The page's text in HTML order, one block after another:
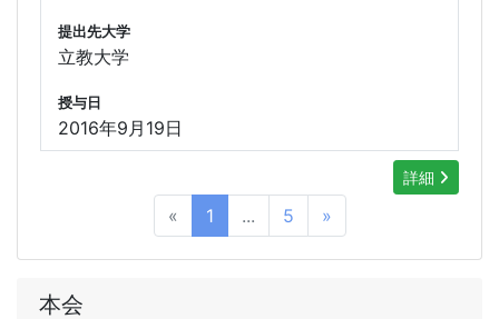
本会
提出先大学
立教大学
授与日
2016年9月19日
詳細
« 1 ... 5 »